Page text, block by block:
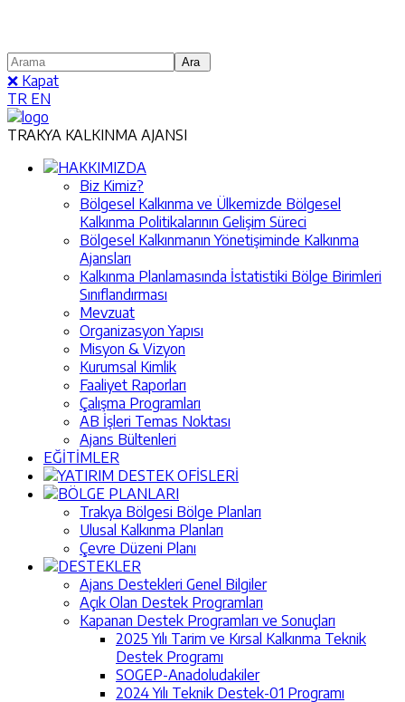
❌ Kapat
TR EN
TRAKYA KALKINMA AJANSI
HAKKIMIZDA
Biz Kimiz?
Bölgesel Kalkınma ve Ülkemizde Bölgesel
Kalkınma Politikalarının Gelişim Süreci
Bölgesel Kalkınmanın Yönetişiminde Kalkınma
Ajansları
Kalkınma Planlamasında İstatistiki Bölge Birimleri
Sınıflandırması
Mevzuat
Organizasyon Yapısı
Misyon & Vizyon
Kurumsal Kimlik
Faaliyet Raporları
Çalışma Programları
AB İşleri Temas Noktası
Ajans Bültenleri
EĞİTİMLER
YATIRIM DESTEK OFİSLERİ
BÖLGE PLANLARI
Trakya Bölgesi Bölge Planları
Ulusal Kalkınma Planları
Çevre Düzeni Planı
DESTEKLER
Ajans Destekleri Genel Bilgiler
Açık Olan Destek Programları
Kapanan Destek Programları ve Sonuçları
2025 Yılı Tarim ve Kırsal Kalkınma Teknik
Destek Programı
SOGEP-Anadoludakiler
2024 Yılı Teknik Destek-01 Programı